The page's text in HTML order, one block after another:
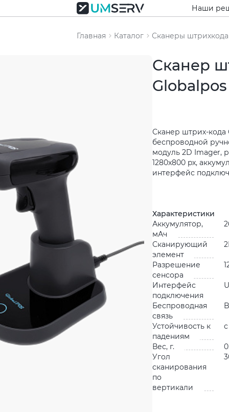
Наши
Главная Каталог Сканеры штрихкода
Сканер
Сканер штрих-кода
беспроводной
модуль 2D Imager,
1280x800 px,
интерфейс
Характеристики
Аккумулятор,
мАч
Сканирующий
элемент
Разрешение
сенсора
Интерфейс
подключения
Беспроводная
связь
Устойчивость к
падениям
Вес, г.
Угол
сканирования
по
вертикали